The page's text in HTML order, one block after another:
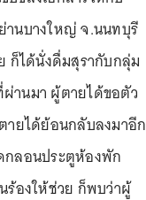
านบางใหญ่ จ.นนทบุรี
ก็ได้นั่งดื่มสุรากับกลุ่ม
ผ่านมา ผู้ตายได้ขอตัว
ายได้ย้อนกลับลงมาอีก
กลอนประตูห้องพัก
ร้องให้ช่วย ก็พบว่าผู้